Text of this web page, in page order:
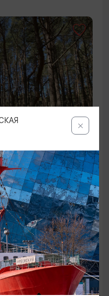
КУЛЬТУРЫ
Куршской
13:00